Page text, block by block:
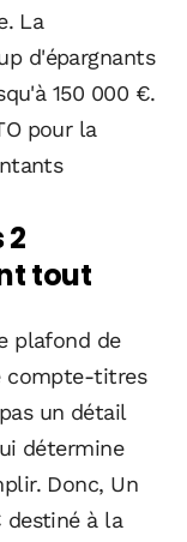
La
d'épargnants
150 000 €.
pour la
2
tout
plafond de
compte-titres
un détail
détermine
Donc, Un
à la